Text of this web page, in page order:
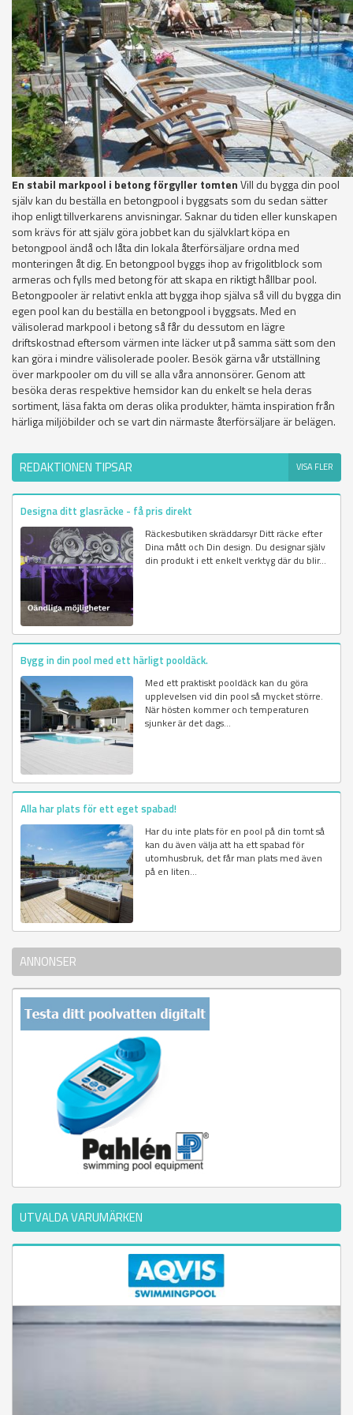
En stabil markpool i betong förgyller tomtenVill du bygga din pool
själv kan du beställa en betongpool i byggsats som du sedan sätter
ihop enligt tillverkarens anvisningar. Saknar du tiden eller kunskapen
som krävs för att själv göra jobbet kan du självklart köpa en
betongpool ändå och låta din lokala återförsäljare ordna med
monteringen åt dig. En betongpool byggs ihop av frigolitblock som
armeras och fylls med betong för att skapa en riktigt hållbar pool.
Betongpooler är relativt enkla att bygga ihop själva så vill du bygga din
egen pool kan du beställa en betongpool i byggsats. Med en
välisolerad markpool i betong så får du dessutom en lägre
driftskostnad eftersom värmen inte läcker ut på samma sätt som den
kan göra i mindre välisolerade pooler. Besök gärna vår utställning
över markpooler om du vill se alla våra annonsörer. Genom att
besöka deras respektive hemsidor kan du enkelt se hela deras
sortiment, läsa fakta om deras olika produkter, hämta inspiration från
härliga miljöbilder och se vart din närmaste återförsäljare är belägen.
REDAKTIONEN TIPSAR VISA FLER
Designa ditt glasräcke - få pris direkt
Räckesbutiken skräddarsyr Ditt räcke efter
Dina mått och Din design. Du designar själv
din produkt i ett enkelt verktyg där du blir...
Bygg in din pool med ett härligt pooldäck.
Med ett praktiskt pooldäck kan du göra
upplevelsen vid din pool så mycket större.
När hösten kommer och temperaturen
sjunker är det dags...
Alla har plats för ett eget spabad!
Har du inte plats för en pool på din tomt så
kan du även välja att ha ett spabad för
utomhusbruk, det får man plats med även
på en liten...
ANNONSER
UTVALDA VARUMÄRKEN